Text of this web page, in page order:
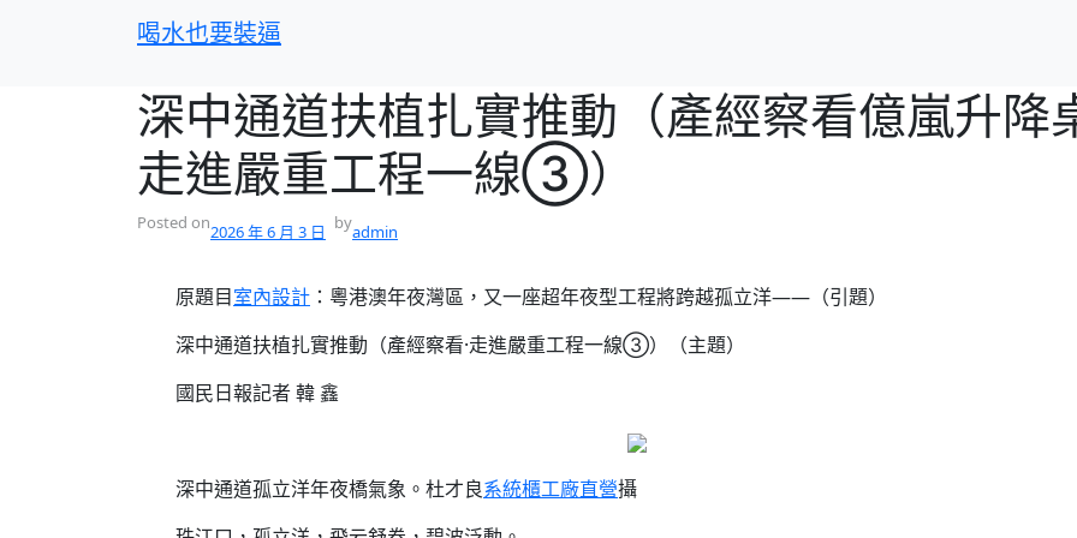
喝水也要裝逼
深中通道扶植扎實推動（產經察看億嵐升降
走進嚴重工程一線③）
Posted on2026 年 6 月 3 日 byadmin
原題目室內設計 ：粵港澳年夜灣區，又一座超年夜型工程將跨越孤立洋——（引題）
深中通道扶植扎實推動（產經察看·走進嚴重工程一線③）（主題）
國民日報記者 韓 鑫
深中通道孤立洋年夜橋氣象。杜才良系統櫃工廠直營攝